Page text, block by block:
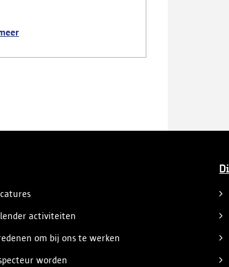
van inbreuken. De politie
gemaakt van het
die dat als gevolg had.
activiteiten
om bij ons te werken
worden